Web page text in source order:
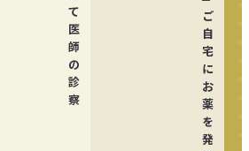
て
医
師
の
診
察
ご
自
宅
に
お
薬
を
発